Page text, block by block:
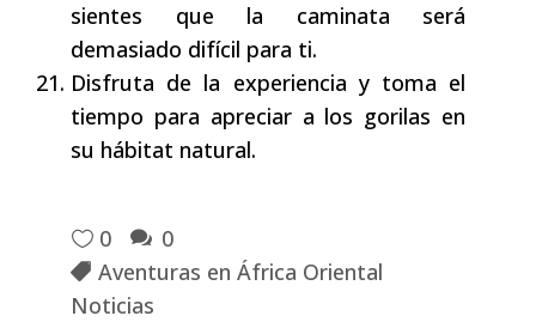
sientes que la caminata será
demasiado difícil para ti.
Disfruta de la experiencia y toma el
tiempo para apreciar a los gorilas en
su hábitat natural.
0
0
Aventuras en África Oriental
Noticias